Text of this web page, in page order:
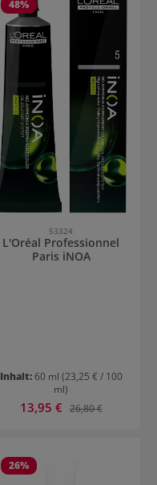
48%
53324
L'Oréal Professionnel
Paris iNOA
Inhalt: 60 ml (23,25 € / 100
ml)
Verkaufspreis:
13,95 € Regulärer Preis:
26,80 €
26%